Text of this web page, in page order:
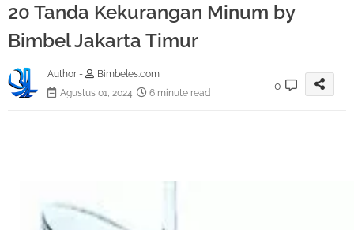
20 Tanda Kekurangan Minum by
Bimbel Jakarta Timur
Author -
Bimbeles.com
Agustus 01, 2024
6 minute read
0